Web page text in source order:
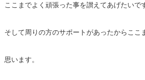
ここまでよく頑張った事を讃えてあげたいで
そして周りの方のサポートがあったからここ
思います。